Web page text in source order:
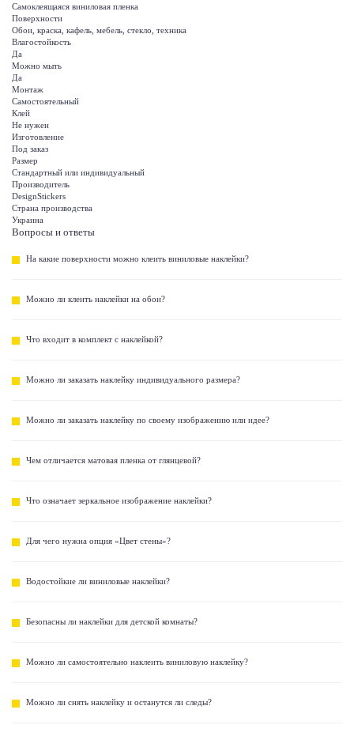
Самоклеящаяся виниловая пленка
Поверхности
Обои, краска, кафель, мебель, стекло, техника
Влагостойкость
Да
Можно мыть
Да
Монтаж
Самостоятельный
Клей
Не нужен
Изготовление
Под заказ
Размер
Стандартный или индивидуальный
Производитель
DesignStickers
Страна производства
Украина
Вопросы и ответы
На какие поверхности можно клеить виниловые наклейки?
Можно ли клеить наклейки на обои?
Что входит в комплект с наклейкой?
Можно ли заказать наклейку индивидуального размера?
Можно ли заказать наклейку по своему изображению или идее?
Чем отличается матовая пленка от глянцевой?
Что означает зеркальное изображение наклейки?
Для чего нужна опция «Цвет стены»?
Водостойкие ли виниловые наклейки?
Безопасны ли наклейки для детской комнаты?
Можно ли самостоятельно наклеить виниловую наклейку?
Можно ли снять наклейку и останутся ли следы?